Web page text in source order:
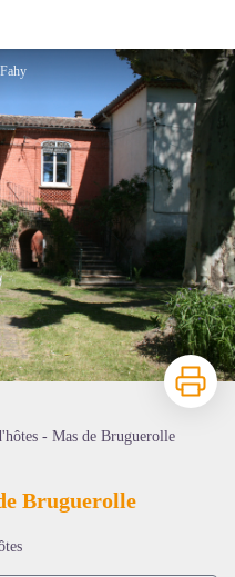
Imprimer
- Mas de Bruguerolle
Bruguerolle